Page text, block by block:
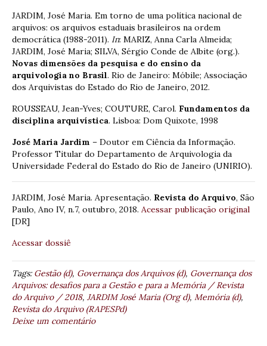
JARDIM, José Maria. Em torno de uma política nacional de
arquivos: os arquivos estaduais brasileiros na ordem
democrática (1988-2011). In: MARIZ, Anna Carla Almeida;
JARDIM, José Maria; SILVA, Sérgio Conde de Albite (org.).
Novas dimensões da pesquisa e do ensino da
arquivologia no Brasil. Rio de Janeiro: Móbile; Associação
dos Arquivistas do Estado do Rio de Janeiro, 2012.
ROUSSEAU, Jean-Yves; COUTURE, Carol. Fundamentos da
disciplina arquivística. Lisboa: Dom Quixote, 1998
José Maria Jardim – Doutor em Ciência da Informação.
Professor Titular do Departamento de Arquivologia da
Universidade Federal do Estado do Rio de Janeiro (UNIRIO).
JARDIM, José Maria. Apresentação. Revista do Arquivo, São
Paulo, Ano IV, n.7, outubro, 2018. Acessar publicação original
[DR]
Acessar dossiê
Tags:Gestão (d), Governança dos Arquivos (d), Governança dos
Arquivos: desafios para a Gestão e para a Memória / Revista
do Arquivo / 2018, JARDIM José Maria (Org d), Memória (d),
Revista do Arquivo (RAPESPd)
Deixe um comentário